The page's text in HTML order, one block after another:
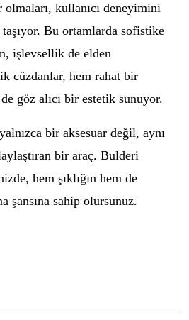
kullanıcı deneyimini
Bu ortamlarda sofistike
işlevsellik de elden
cüzdanlar, hem rahat bir
göz alıcı bir estetik sunuyor.
bir aksesuar değil, aynı
bir araç. Bulderi
hem şıklığın hem de
şansına sahip olursunuz.